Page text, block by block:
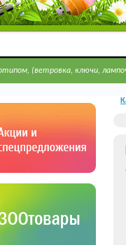
(ветровка, ключи,